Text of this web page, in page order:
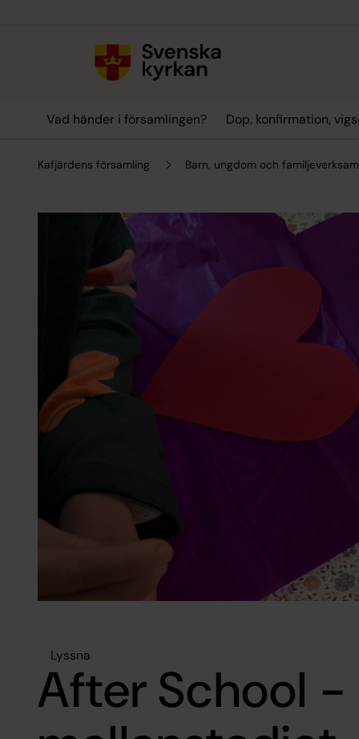
Vad händer i församlingen? Dop, konfirmation,
Kafjärdens församling Barn, ungdom och
Lyssna
After School -